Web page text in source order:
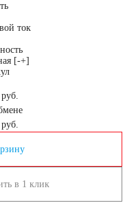
ток
[-+]
руб.
в 1 клик